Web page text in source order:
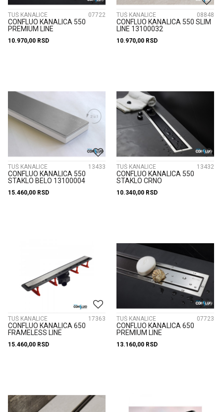
TUŠ KANALICE 07722
CONFLUO KANALICA 550
PREMIUM LINE
10.970,00 RSD
TUŠ KANALICE 08848
CONFLUO KANALICA 550 SLIM
LINE 13100032
10.970,00 RSD
TUŠ KANALICE 13433
CONFLUO KANALICA 550
STAKLO BELO 13100004
15.460,00 RSD
TUŠ KANALICE 13432
CONFLUO KANALICA 550
STAKLO CRNO
10.340,00 RSD
TUŠ KANALICE 17363
CONFLUO KANALICA 650
FRAMELESS LINE
15.460,00 RSD
TUŠ KANALICE 07723
CONFLUO KANALICA 650
PREMIUM LINE
13.160,00 RSD